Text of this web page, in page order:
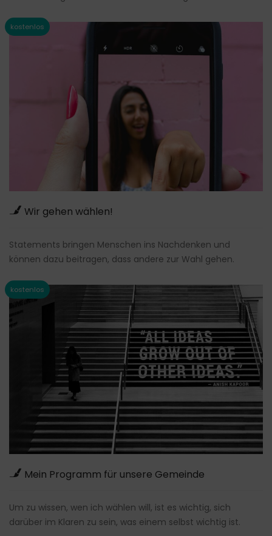
Wir gehen wählen!
Statements bringen Menschen ins Nachdenken und
können dazu beitragen, dass andere zur Wahl gehen.
Mein Programm für unsere Gemeinde
Um zu wissen, wen ich wählen will, ist es wichtig, sich
darüber im Klaren zu sein, was einem selbst wichtig ist.